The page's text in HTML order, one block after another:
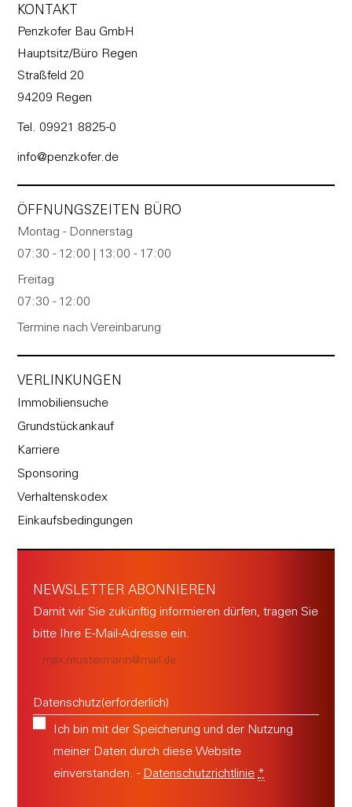
KONTAKT
Penzkofer Bau GmbH
Hauptsitz/Büro Regen
Straßfeld 20
94209 Regen
Tel. 09921 8825-0
info@penzkofer.de
ÖFFNUNGSZEITEN BÜRO
Montag - Donnerstag
07:30 - 12:00 | 13:00 - 17:00
Freitag
07:30 - 12:00
Termine nach Vereinbarung
VERLINKUNGEN
Immobiliensuche
Grundstückankauf
Karriere
Sponsoring
Verhaltenskodex
Einkaufsbedingungen
NEWSLETTER ABONNIEREN
Damit wir Sie zukünftig informieren dürfen, tragen Sie
bitte Ihre E-Mail-Adresse ein.
E-
Datenschutz(erforderlich)
Ich bin mit der Speicherung und der Nutzung
meiner Daten durch diese Website
einverstanden. - Datenschutzrichtlinie *